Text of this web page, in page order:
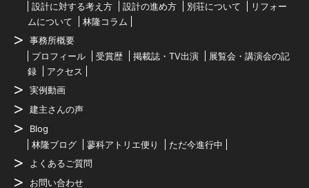
設計に対する考え方
設計の進め方 別荘について
リフォー
ムについて
林隆コラム
事務所概要
プロフィール
受賞歴 掲載誌・TV出演
展覧会・講演会の記
録
アクセス
実例動画
建主さんの声
Blog
林隆ブログ
蓼科アトリエ便り
ただ今進行中
よくあるご質問
お問い合わせ